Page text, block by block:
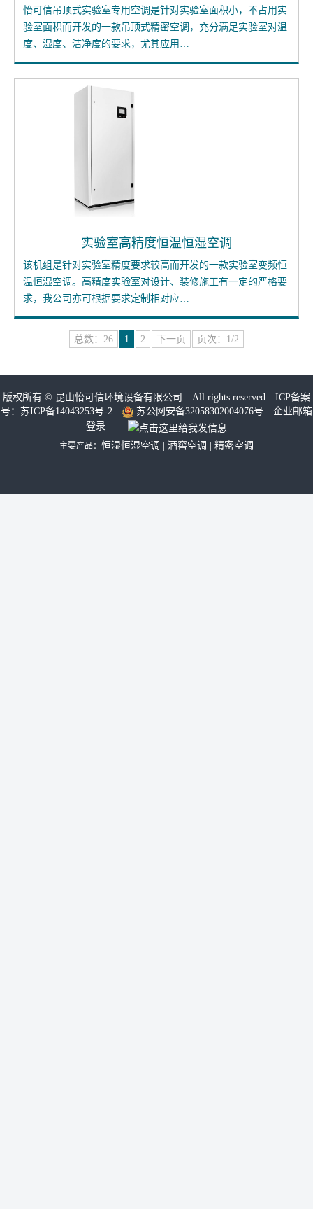
怡可信吊顶式实验室专用空调是针对实验室面积小，不占用实
验室面积而开发的一款吊顶式精密空调，充分满足实验室对温
度、湿度、洁净度的要求，尤其应用…
实验室高精度恒温恒湿空调
该机组是针对实验室精度要求较高而开发的一款实验室变频恒
温恒湿空调。高精度实验室对设计、装修施工有一定的严格要
求，我公司亦可根据要求定制相对应…
总数：26 1 2 下一页 页次：1/2
版权所有 © 昆山怡可信环境设备有限公司
All rights reserved ICP备案
号： 苏ICP备14043253号-2 苏公网安备32058302004076号
企业邮箱
登录
主要产品： 恒湿恒湿空调 酒窖空调 精密空调